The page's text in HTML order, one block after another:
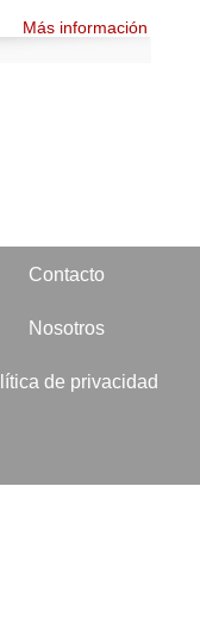
Más información
Contacto
Nosotros
de privacidad